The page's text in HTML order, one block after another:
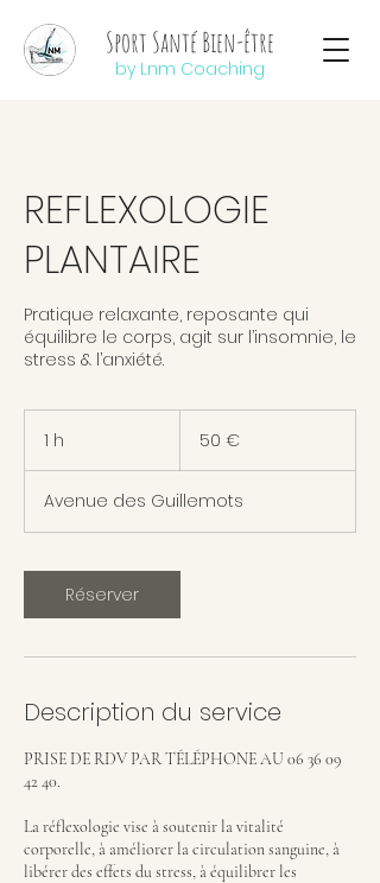
Sport Santé Bien-être
by Lnm Coaching
REFLEXOLOGIE
PLANTAIRE
Pratique relaxante, reposante qui
équilibre le corps, agit sur l’insomnie, le
stress & l’anxiété.
1 h 50 €
Avenue des Guillemots
Réserver
Description du service
PRISE DE RDV PAR TÉLÉPHONE AU 06 36 09
42 40.
La réflexologie vise à soutenir la vitalité
corporelle, à améliorer la circulation sanguine, à
libérer des effets du stress, à équilibrer les